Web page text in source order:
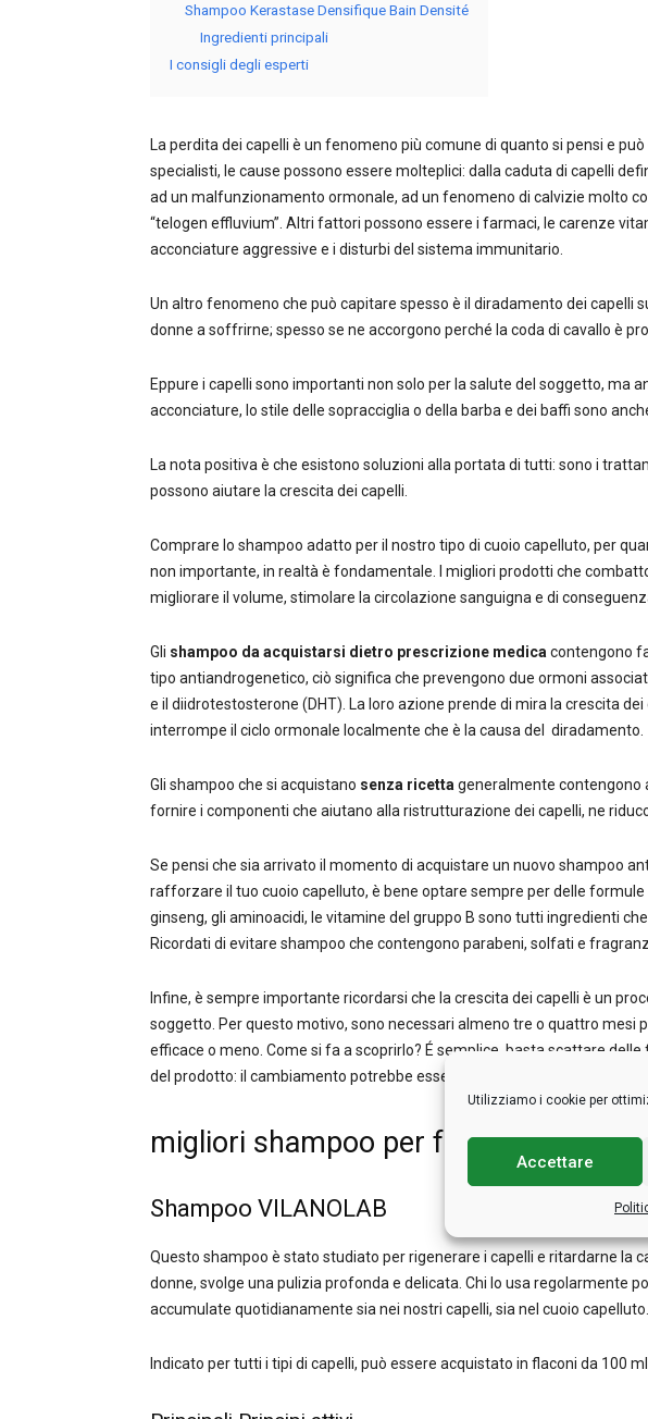
Utilizziamo i cookie per
Accettare
Shampoo Kerastase Densifique Bain Densité
Ingredienti principali
I consigli degli esperti
La perdita dei capelli è un fenomeno più comune di quanto si pensi e
specialisti, le cause possono essere molteplici: dalla caduta di capelli
ad un malfunzionamento ormonale, ad un fenomeno di calvizie molto
“telogen effluvium”. Altri fattori possono essere i farmaci, le carenze
acconciature aggressive e i disturbi del sistema immunitario.
Un altro fenomeno che può capitare spesso è il diradamento dei capelli
donne a soffrirne; spesso se ne accorgono perché la coda di cavallo è
Eppure i capelli sono importanti non solo per la salute del soggetto, ma
acconciature, lo stile delle sopracciglia o della barba e dei baffi sono
La nota positiva è che esistono soluzioni alla portata di tutti: sono i
possono aiutare la crescita dei capelli.
Comprare lo shampoo adatto per il nostro tipo di cuoio capelluto, per
non importante, in realtà è fondamentale. I migliori prodotti che
migliorare il volume, stimolare la circolazione sanguigna e di
Gli shampoo da acquistarsi dietro prescrizione medicacontengono
tipo antiandrogenetico, ciò significa che prevengono due ormoni
e il diidrotestosterone (DHT). La loro azione prende di mira la crescita
interrompe il ciclo ormonale localmente che è la causa del diradamento.
Gli shampoo che si acquistano senza ricettageneralmente contengono
fornire i componenti che aiutano alla ristrutturazione dei capelli, ne
Se pensi che sia arrivato il momento di acquistare un nuovo shampoo
rafforzare il tuo cuoio capelluto, è bene optare sempre per delle formule
ginseng, gli aminoacidi, le vitamine del gruppo B sono tutti ingredienti
Ricordati di evitare shampoo che contengono parabeni, solfati e
Infine, è sempre importante ricordarsi che la crescita dei capelli è un
soggetto. Per questo motivo, sono necessari almeno tre o quattro mesi
efficace o meno. Come si fa a scoprirlo? É semplice, basta scattare
del prodotto: il cambiamento potrebbe essere graduale e difficile da
migliori shampoo per far crescere i
Shampoo VILANOLAB
Questo shampoo è stato studiato per rigenerare i capelli e ritardarne la
donne, svolge una pulizia profonda e delicata. Chi lo usa regolarmente
accumulate quotidianamente sia nei nostri capelli, sia nel cuoio capelluto.
Indicato per tutti i tipi di capelli, può essere acquistato in flaconi da 100